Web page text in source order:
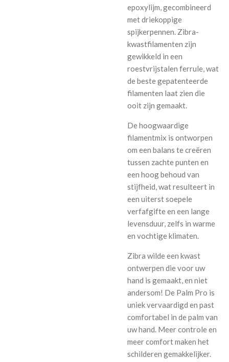
epoxylijm, gecombineerd
met driekoppige
spijkerpennen. Zibra-
kwastfilamenten zijn
gewikkeld in een
roestvrijstalen ferrule, wat
de beste gepatenteerde
filamenten laat zien die
ooit zijn gemaakt.
De hoogwaardige
filamentmix is ​​ontworpen
om een ​​balans te creëren
tussen zachte punten en
een hoog behoud van
stijfheid, wat resulteert in
een uiterst soepele
verfafgifte en een lange
levensduur, zelfs in warme
en vochtige klimaten.
Zibra wilde een kwast
ontwerpen die voor uw
hand is gemaakt, en niet
andersom! De Palm Pro is
uniek vervaardigd en past
comfortabel in de palm van
uw hand. Meer controle en
meer comfort maken het
schilderen gemakkelijker.